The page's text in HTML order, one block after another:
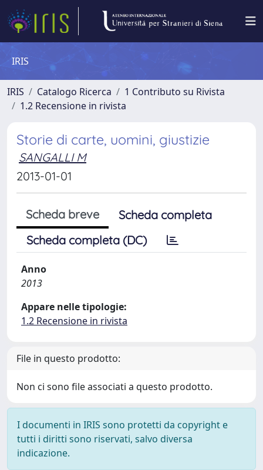
IRIS
IRIS Catalogo Ricerca
1 Contributo su Rivista
1.2 Recensione in rivista
Storie di carte, uomini, giustizie
SANGALLI M
2013-01-01
Scheda breve
Scheda completa
Scheda completa (DC)
Anno
2013
Appare nelle tipologie:
1.2 Recensione in rivista
File in questo prodotto:
Non ci sono file associati a questo prodotto.
I documenti in IRIS sono protetti da copyright e
tutti i diritti sono riservati, salvo diversa
indicazione.